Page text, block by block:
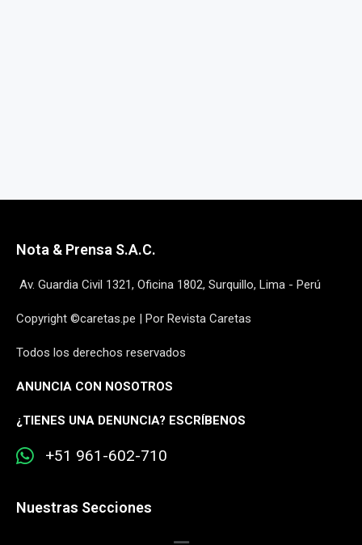
Nota & Prensa S.A.C.
Av. Guardia Civil 1321, Oficina 1802, Surquillo, Lima - Perú
Copyright ©caretas.pe | Por Revista Caretas
Todos los derechos reservados
ANUNCIA CON NOSOTROS
¿TIENES UNA DENUNCIA? ESCRÍBENOS
+51 961-602-710
Nuestras Secciones